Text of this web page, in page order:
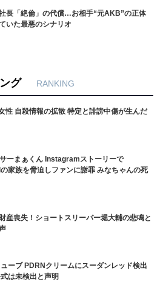
長「絶倫」の代償…お相手“元AKB”の正体
いた最悪のシナリオ
グ RANKING
性 自殺情報の拡散 特定と誹謗中傷が生んだ
ーまぁくん Instagramストーリーで
家族を脅迫しファンに謝罪 みなちゃんの死
産喪失！ショートスリーパー堀大輔の悲鳴と
ーブ PDRNクリームにスーダンレッド検出
は未検出と声明